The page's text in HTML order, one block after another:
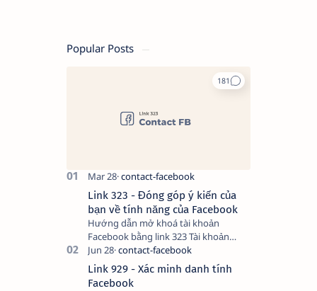
Popular Posts
Link 323 - Đóng góp ý kiến của
bạn về tính năng của Facebook
Hướng dẫn mở khoá tài khoản
Facebook bằng link 323 Tài khoản
Facebook bị vô hiệu hóa có thể do
nhiều nguyên nhân, do bạn đăng bài
hay thực hiện…
Link 929 - Xác minh danh tính
Facebook